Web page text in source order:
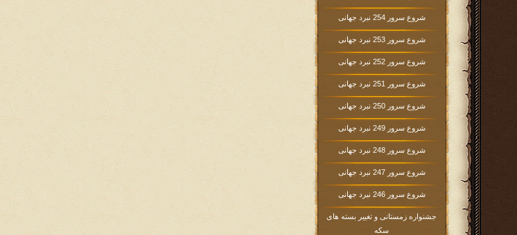
شروع سرور 254 نبرد جهانی
شروع سرور 253 نبرد جهانی
شروع سرور 252 نبرد جهانی
شروع سرور 251 نبرد جهانی
شروع سرور 250 نبرد جهانی
شروع سرور 249 نبرد جهانی
شروع سرور 248 نبرد جهانی
شروع سرور 247 نبرد جهانی
شروع سرور 246 نبرد جهانی
جشنواره زمستانی و تغییر بسته های
سکه